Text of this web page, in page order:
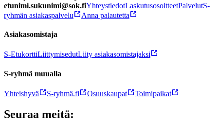
etunimi.sukunimi@sok.fiYhteystiedotLaskutusosoitteetPalvelutS-
ryhmän asiakaspalvelu
Anna palautetta
Asiakasomistaja
S-EtukorttiLiittymisedutLiity asiakasomistajaksi
S-ryhmä muualla
Yhteishyvä S-ryhmä.fi Osuuskaupat Toimipaikat
Seuraa meitä: